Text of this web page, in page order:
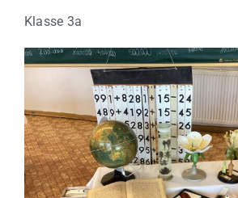
Klasse 3a